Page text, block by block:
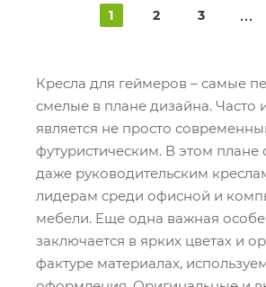
1 2 3
Кресла для геймеров – самые
смелые в плане дизайна. Часто
является не просто
футуристическим. В этом
даже руководительским
лидерам среди офисной и
мебели. Еще одна важная
заключается в ярких цветах и
фактуре материалах,